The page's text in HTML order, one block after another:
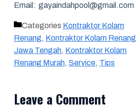
Email: gayaindahpool@gmail.com
Categories Kontraktor Kolam
Renang, Kontraktor Kolam Renang
Jawa Tengah, Kontraktor Kolam
Renang Murah, Service, Tips
Leave a Comment